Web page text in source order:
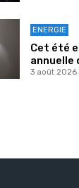
ENERGIE
Cet été
annuelle
3 août 2026